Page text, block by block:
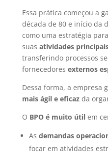
Essa prática começou a
década de 80 e início da
como uma estratégia
suas atividades
transferindo processos
fornecedores externos
Dessa forma, a empresa
mais ágil e eficazda
O BPO é muito útilem
As demandas
focar em atividades